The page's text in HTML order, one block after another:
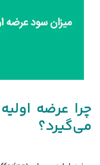
چرا عرضه
می‌گیرد؟